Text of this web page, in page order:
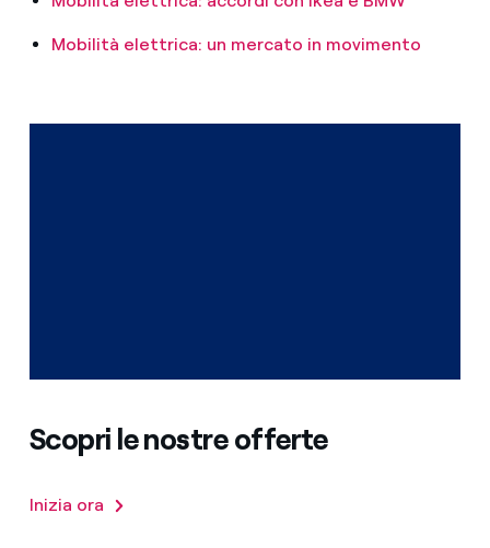
Mobilità elettrica: un mercato in movimento
Scopri le nostre offerte
Inizia ora